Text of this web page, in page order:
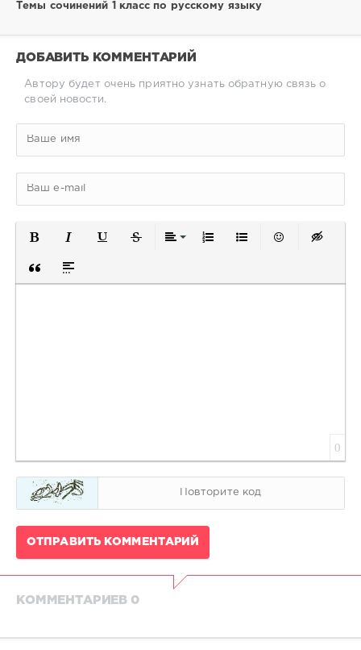
Темы сочинений 1 класс по русскому языку
ДОБАВИТЬ КОММЕНТАРИЙ
Автору будет очень приятно узнать обратную связь о
своей новости.
0
ОТПРАВИТЬ КОММЕНТАРИЙ
КОММЕНТАРИЕВ 0